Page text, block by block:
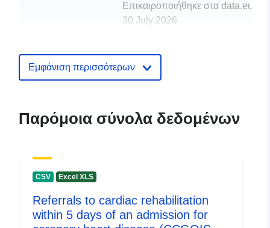
Επικαιροποιήθηκε στα
30 July 2026
of-cardiac-rehabilitation-following-
admission-for-coronary-heart-
Εμφάνιση περισσότερων
Παρόμοια σύνολα δεδομένων
CSV Excel XLS
Referrals to cardiac rehabilitation
within 5 days of an admission for